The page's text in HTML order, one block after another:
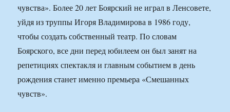
чувства». Более 20 лет Боярский не играл в Ленсовете,
уйдя из труппы Игоря Владимирова в 1986 году,
чтобы создать собственный театр. По словам
Боярского, все дни перед юбилеем он был занят на
репетициях спектакля и главным событием в день
рождения станет именно премьера «Смешанных
чувств».